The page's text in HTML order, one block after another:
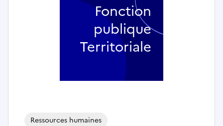
Ressources humaines
Fonction
publique
Territoriale